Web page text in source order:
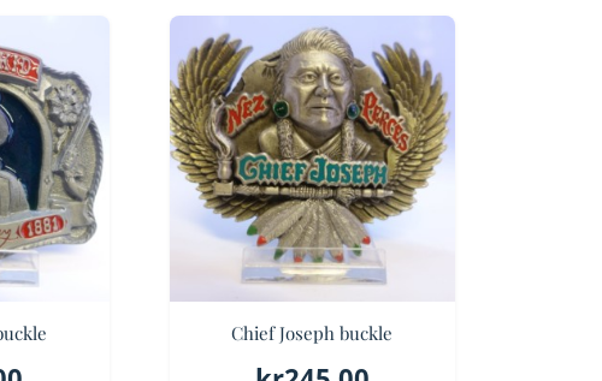
Chief Joseph buckle